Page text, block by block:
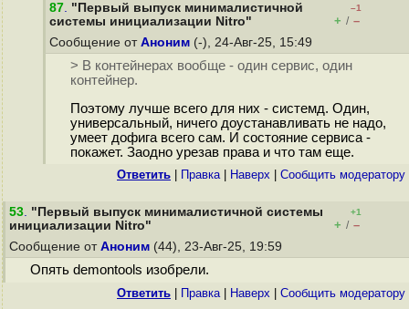
87. "Первый выпуск минималистичной
системы инициализации Nitro"
–1
+ / –
Сообщение от Аноним (-), 24-Авг-25, 15:49
> В контейнерах вообще - один сервис, один
контейнер.
Поэтому лучше всего для них - системд. Один,
универсальный, ничего доустанавливать не надо,
умеет дофига всего сам. И состояние сервиса -
покажет. Заодно урезав права и что там еще.
Ответить Правка| Наверх Cообщить модератору
53. "Первый выпуск минималистичной системы
инициализации Nitro"
+1
+ / –
Сообщение от Аноним (44), 23-Авг-25, 19:59
Опять demontools изобрели.
Ответить Правка| Наверх Cообщить модератору